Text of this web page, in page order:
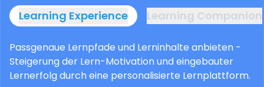
Learning Experience Learning Companion
Passgenaue Lernpfade und Lerninhalte anbieten -
Steigerung der Lern-Motivation und eingebauter
Lernerfolg durch eine personalisierte Lernplattform.